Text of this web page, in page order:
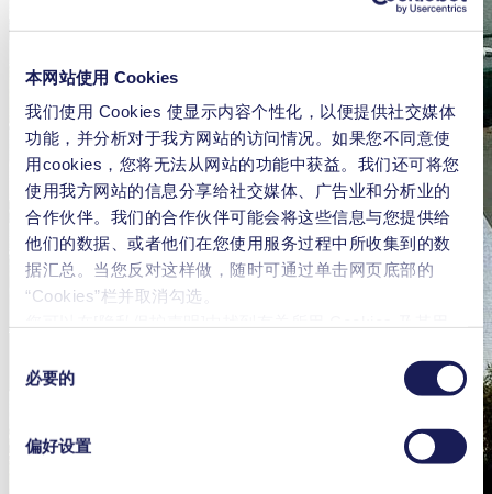
本网站使用 Cookies
我们使用 Cookies 使显示内容个性化，以便提供社交媒体
功能，并分析对于我方网站的访问情况。如果您不同意使
用cookies，您将无法从网站的功能中获益。我们还可将您
使用我方网站的信息分享给社交媒体、广告业和分析业的
合作伙伴。我们的合作伙伴可能会将这些信息与您提供给
他们的数据、或者他们在您使用服务过程中所收集到的数
据汇总。当您反对这样做，随时可通过单击网页底部的
“Cookies”栏并取消勾选。
必要的
偏好设置